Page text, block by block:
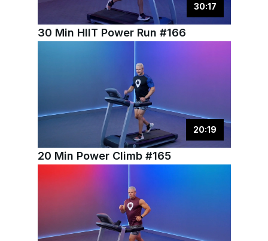
30:17
30 Min HIIT Power Run #166
20:19
20 Min Power Climb #165